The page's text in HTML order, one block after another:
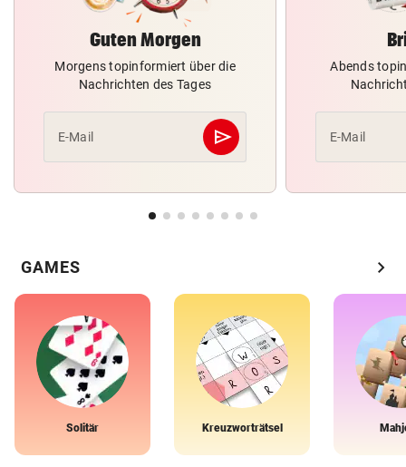
Guten Morgen
Morgens topinformiert über die
Nachrichten des Tages
E-Mail send
Abschicken
Abends
E-Mail
GAMES chevron_right
Solitär Kreuzworträtsel